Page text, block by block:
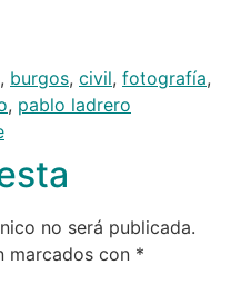
, burgos, civil, fotografía,
, pablo ladrero
no será publicada.
marcados con *